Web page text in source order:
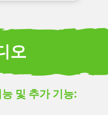
오
및 추가 기능:
및 인쇄: 자동 서식 지정.
합니다.